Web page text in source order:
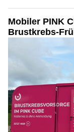
Mobiler PINK
Brustkrebs-